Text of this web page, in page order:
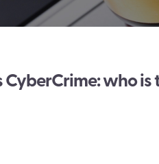
CyberCrime: who is